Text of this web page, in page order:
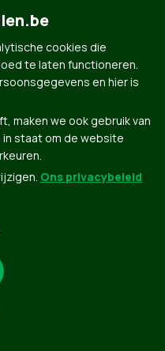
| Gebouwd doorTectonica
cookies die
te laten functioneren.
en hier is
maken we ook gebruik van
staat om de website
Ons privacybeleid